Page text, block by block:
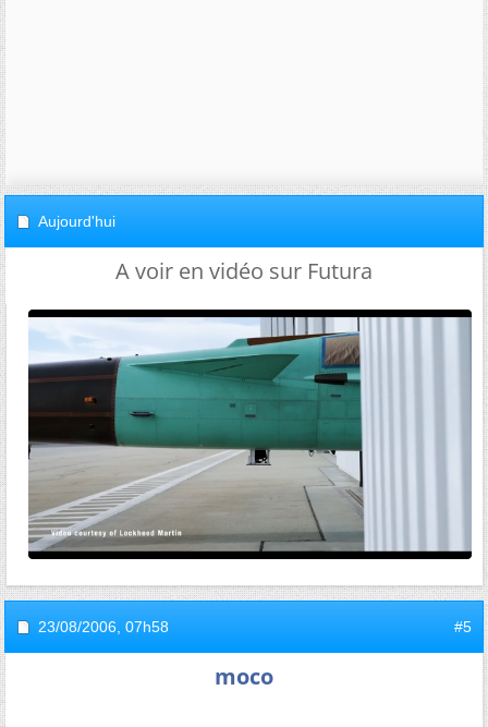
Aujourd'hui
A voir en vidéo sur Futura
23/08/2006, 07h58 #5
moco